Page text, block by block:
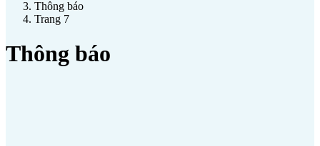
Thông báo
Trang 7
Thông báo